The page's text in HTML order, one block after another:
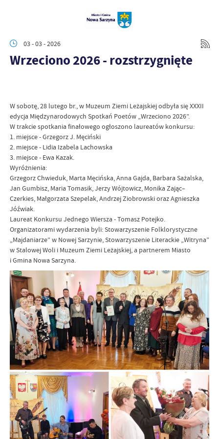
03 - 03 - 2026
Wrzeciono 2026 - rozstrzygnięte
W sobotę, 28 lutego br., w Muzeum Ziemi Leżajskiej odbyła się XXXII
edycja Międzynarodowych Spotkań Poetów „Wrzeciono 2026”.
W trakcie spotkania finałowego ogłoszono laureatów konkursu:
1. miejsce - Grzegorz J. Męciński
2. miejsce - Lidia Izabela Lachowska
3. miejsce - Ewa Kazak.
Wyróżnienia:
Grzegorz Chwieduk, Marta Męcińska, Anna Gajda, Barbara Sażalska,
Jan Gumbisz, Maria Tomasik, Jerzy Wójtowicz, Monika Zając–
Czerkies, Małgorzata Szepelak, Andrzej Ziobrowski oraz Agnieszka
Jóźwiak.
Laureat Konkursu Jednego Wiersza - Tomasz Potejko.
Organizatorami wydarzenia byli: Stowarzyszenie Folklorystyczne
„Majdaniarze” w Nowej Sarzynie, Stowarzyszenie Literackie „Witryna”
w Stalowej Woli i Muzeum Ziemi Leżajskiej, a partnerem Miasto
i Gmina Nowa Sarzyna.